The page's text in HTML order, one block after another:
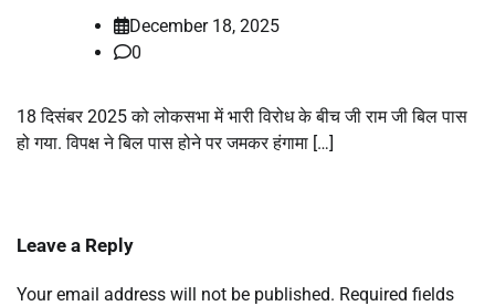
December 18, 2025
0
18 दिसंबर 2025 को लोकसभा में भारी विरोध के बीच जी राम जी बिल पास
हो गया. विपक्ष ने बिल पास होने पर जमकर हंगामा […]
Leave a Reply
Your email address will not be published. Required fields